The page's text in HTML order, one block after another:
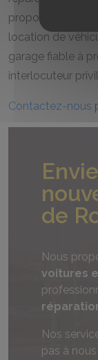
proposons des
location de
garage fiable à
interlocuteur
Contactez-nous
de
Nous
voitures
Nos
pas à